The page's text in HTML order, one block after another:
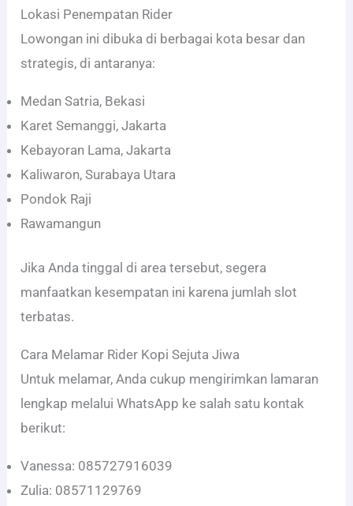
Lokasi Penempatan Rider
Lowongan ini dibuka di berbagai kota besar dan
strategis, di antaranya:
Medan Satria, Bekasi
Karet Semanggi, Jakarta
Kebayoran Lama, Jakarta
Kaliwaron, Surabaya Utara
Pondok Raji
Rawamangun
Jika Anda tinggal di area tersebut, segera
manfaatkan kesempatan ini karena jumlah slot
terbatas.
Cara Melamar Rider Kopi Sejuta Jiwa
Untuk melamar, Anda cukup mengirimkan lamaran
lengkap melalui WhatsApp ke salah satu kontak
berikut:
Vanessa: 085727916039
Zulia: 08571129769